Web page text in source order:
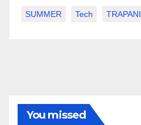
SUMMER Tech TRAPANI
You missed